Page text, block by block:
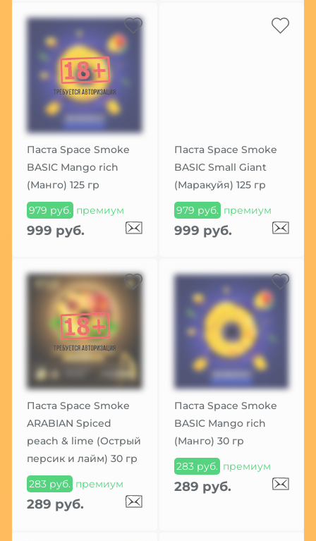
Паста Space Smoke
BASIC Mango rich
(Манго) 125 гр
979 руб. премиум
999 руб.
Паста Space Smoke
BASIC Small Giant
(Маракуйя) 125 гр
979 руб. премиум
999 руб.
Паста Space Smoke
ARABIAN Spiced
peach & lime (Острый
персик и лайм) 30 гр
283 руб. премиум
289 руб.
Паста Space Smoke
BASIC Mango rich
(Манго) 30 гр
283 руб. премиум
289 руб.